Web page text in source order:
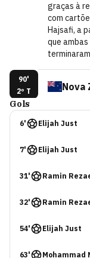
graças à
com
Hajsafi, a
que
90'
2º T
Nova
2º T
2º T
Chris
Gols
6' Elijah Just
7' Elijah Just
31' Ramin
32' Ramin
54' Elijah Just
63' Mohammad